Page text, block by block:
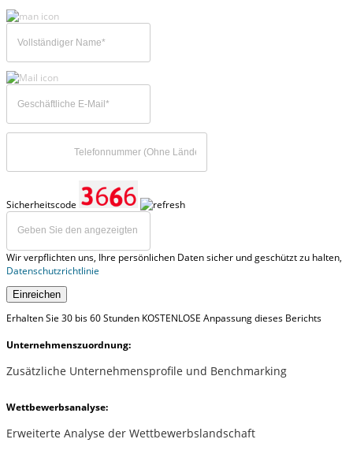
Sicherheitscode
Wir verpflichten uns, Ihre persönlichen Daten sicher und geschützt zu halten,
Datenschutzrichtlinie
Einreichen
Erhalten Sie 30 bis 60 Stunden KOSTENLOSE Anpassung dieses Berichts
Unternehmenszuordnung:
Zusätzliche Unternehmensprofile und Benchmarking
Wettbewerbsanalyse:
Erweiterte Analyse der Wettbewerbslandschaft